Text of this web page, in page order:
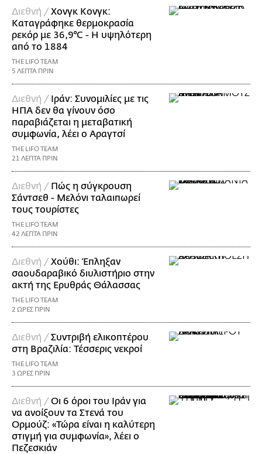
Διεθνή /Χονγκ Κονγκ:
Καταγράφηκε θερμοκρασία
ρεκόρ με 36,9°C - Η υψηλότερη
από το 1884
THE LIFO TEAM
5 ΛΕΠΤΑ ΠΡΙΝ
Διεθνή / Ιράν: Συνομιλίες με τις
ΗΠΑ δεν θα γίνουν όσο
παραβιάζεται η μεταβατική
συμφωνία, λέει ο Αραγτσί
THE LIFO TEAM
21 ΛΕΠΤΑ ΠΡΙΝ
Διεθνή / Πώς η σύγκρουση
Σάντσεθ - Μελόνι ταλαιπωρεί
τους τουρίστες
THE LIFO TEAM
42 ΛΕΠΤΑ ΠΡΙΝ
Διεθνή /Χούθι: Έπληξαν
σαουδαραβικό διυλιστήριο στην
ακτή της Ερυθράς Θάλασσας
THE LIFO TEAM
2 ΩΡΕΣ ΠΡΙΝ
Διεθνή /Συντριβή ελικοπτέρου
στη Βραζιλία: Τέσσερις νεκροί
THE LIFO TEAM
3 ΩΡΕΣ ΠΡΙΝ
Διεθνή /Οι 6 όροι του Ιράν για
να ανοίξουν τα Στενά του
Ορμούζ: «Τώρα είναι η καλύτερη
στιγμή για συμφωνία», λέει ο
Πεζεσκιάν